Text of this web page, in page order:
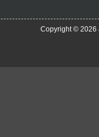
Copyright © 2026